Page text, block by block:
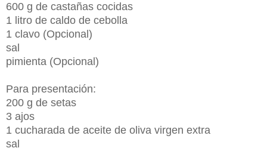
600 g de castañas cocidas
1 litro de caldo de cebolla
1 clavo (Opcional)
sal
pimienta (Opcional)
Para presentación:
200 g de setas
3 ajos
1 cucharada de aceite de oliva virgen extra
sal